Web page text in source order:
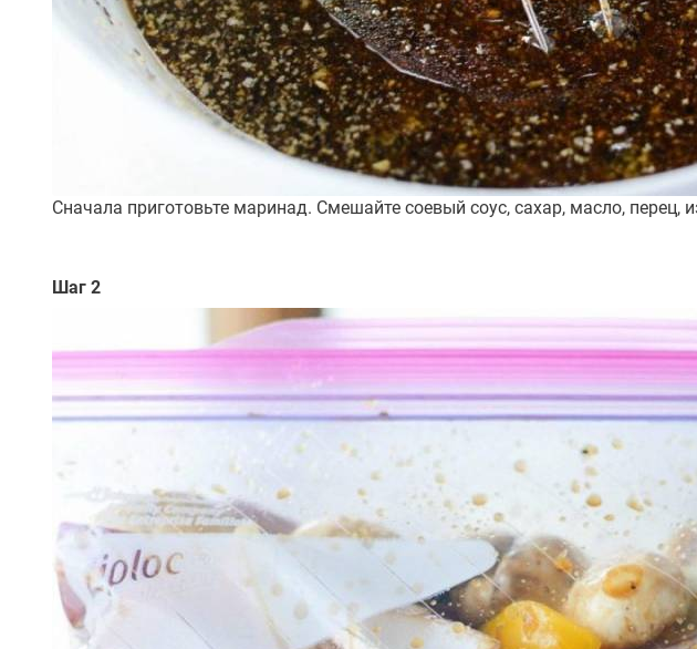
Сначала приготовьте маринад. Смешайте соевый соус, сахар, масло,
Шаг 2